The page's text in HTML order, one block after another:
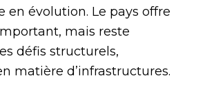
en évolution. Le pays offre
mais reste
défis structurels,
matière d’infrastructures.